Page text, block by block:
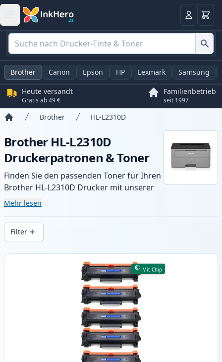
Anmelden
Brother Canon Epson HP Lexmark Samsung
Heute versandt
Gratis ab 49 €
Familienbetrieb
seit 1997
Brother HL-L2310D
Brother HL-L2310D
Druckerpatronen & Toner
Finden Sie den passenden Toner für Ihren
Brother HL-L2310D Drucker mit unserer
Auswahl an kompatiblen und XL-Patronen.
Druckqualität und schnellem Versand aus
lokalem Lager in .
Mehr lesen
Filter
Produkte
Mit Chip